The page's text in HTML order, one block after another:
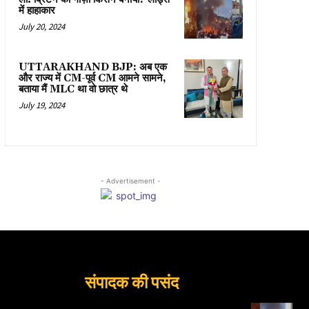
में हाहाकार
July 20, 2024
UTTARAKHAND BJP: अब एक
और राज्य में CM-पूर्व CM आमने सामने,
बताया मैं MLC था वो छात्र थे
July 19, 2024
- Advertisement -
संपादक की पसंद